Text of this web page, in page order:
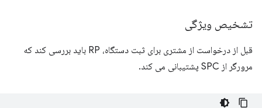
تشخیص ویژگی
قبل از درخواست از مشتری برای ثبت دستگاه، RP باید بررسی کند که
مرورگر از SPC پشتیبانی می کند.